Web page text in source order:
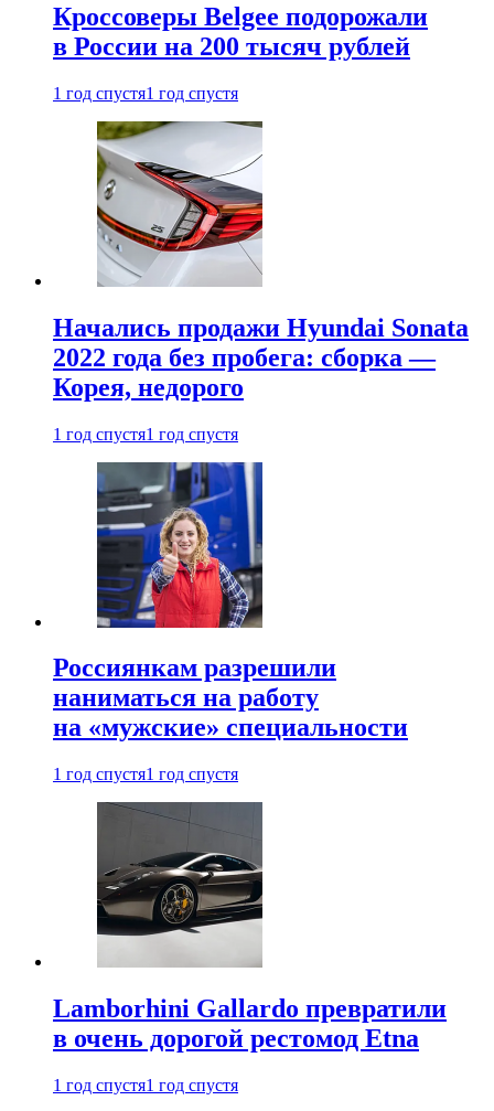
Кроссоверы Belgee подорожали
в России на 200 тысяч рублей
1 год спустя1 год спустя
Начались продажи Hyundai Sonata
2022 года без пробега: сборка —
Корея, недорого
1 год спустя1 год спустя
Россиянкам разрешили
наниматься на работу
на «мужские» специальности
1 год спустя1 год спустя
Lamborhini Gallardo превратили
в очень дорогой рестомод Etna
1 год спустя1 год спустя